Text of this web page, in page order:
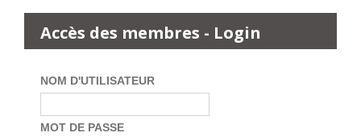
Accès des membres - Login
NOM D'UTILISATEUR
MOT DE PASSE